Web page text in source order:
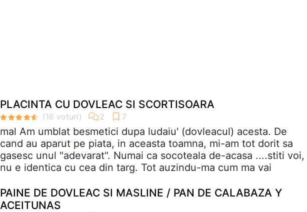
PLACINTA CU DOVLEAC SI SCORTISOARA
mal Am umblat besmetici dupa ludaiu' (dovleacul) acesta. De
cand au aparut pe piata, in aceasta toamna, mi-am tot dorit sa
gasesc unul "adevarat". Numai ca socoteala de-acasa ....stiti voi,
nu e identica cu cea din targ. Tot auzindu-ma cum ma vai
PAINE DE DOVLEAC SI MASLINE / PAN DE CALABAZA Y
ACEITUNAS